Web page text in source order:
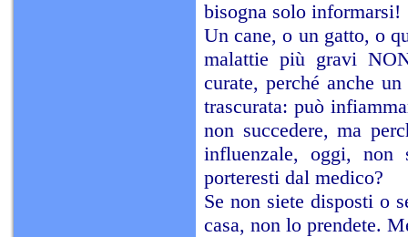
bisogna solo informarsi!
Un cane, o un gatto, o
malattie più gravi
curate, perché anche
trascurata: può
non succedere, ma
influenzale, oggi, non
porteresti dal medico?
Se non siete disposti o
casa, non lo prendete.